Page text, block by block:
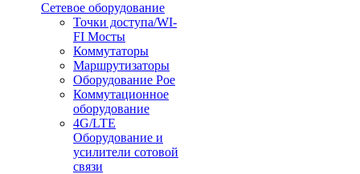
Сетевое оборудование
Точки доступа/WI-
FI Мосты
Коммутаторы
Маршрутизаторы
Оборудование Poe
Коммутационное
оборудование
4G/LTE
Оборудование и
усилители сотовой
связи